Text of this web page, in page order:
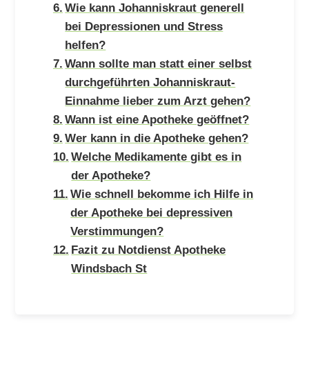
Wie kann Johanniskraut generell
bei Depressionen und Stress
helfen?
Wann sollte man statt einer selbst
durchgeführten Johanniskraut-
Einnahme lieber zum Arzt gehen?
Wann ist eine Apotheke geöffnet?
Wer kann in die Apotheke gehen?
Welche Medikamente gibt es in
der Apotheke?
Wie schnell bekomme ich Hilfe in
der Apotheke bei depressiven
Verstimmungen?
Fazit zu Notdienst Apotheke
Windsbach St